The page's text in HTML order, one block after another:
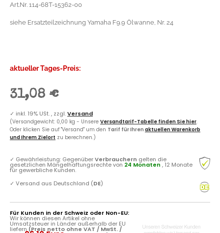
Art.Nr. 114-68T-15362-00
siehe Ersatzteilzeichnung Yamaha F9.9 Ölwanne, Nr. 24
aktueller Tages-Preis:
31,08 €
✓ inkl. 19% USt. , zzgl.Versand
(Versandgewicht: 0,00 kg - Unsere Versandtarif-Tabelle finden Sie hier.
Oder klicken Sie auf "Versand" um den Tarif für Ihren aktuellen Warenkorb
und Ihrem Zielort zu berechnen.)
✓ Gewährleistung: GegenüberVerbrauchern gelten die
gesetzlichen Mängelhaftungsrechte von 24 Monaten , 12 Monate
für gewerbliche Kunden.
✓ Versand aus Deutschland (DE)
Für Kunden in der Schweiz oder Non-EU:
Wir können diesen Artikel ohne
Umsatzsteuer in Länder außerhalb der EU
liefern (Preis netto ohne VAT / MwSt. /